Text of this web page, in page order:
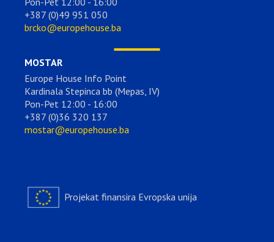
+387 (0)49 951 050
brcko@europehouse.ba
MOSTAR
Europe House Info Point
Kardinala Stepinca bb (Mepas, IV)
Pon-Pet 12:00 - 16:00
+387 (0)36 320 137
mostar@europehouse.ba
Projekat finansira Evropska unija